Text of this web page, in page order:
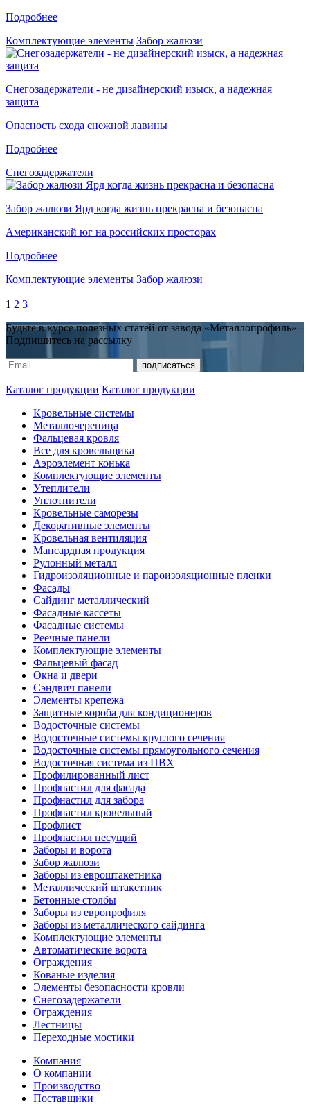
Подробнее
Комплектующие элементы Забор жалюзи
Снегозадержатели - не дизайнерский изыск, а надежная
защита
Опасность схода снежной лавины
Подробнее
Снегозадержатели
Забор жалюзи Ярд когда жизнь прекрасна и безопасна
Американский юг на российских просторах
Подробнее
Комплектующие элементы Забор жалюзи
1 2 3
Будьте в курсе полезных статей от завода «Металлопрофиль»
Подпишитесь на рассылку
Каталог продукции Каталог продукции
Кровельные системы
Металлочерепица
Фальцевая кровля
Все для кровельщика
Аэроэлемент конька
Комплектующие элементы
Утеплители
Уплотнители
Кровельные саморезы
Декоративные элементы
Кровельная вентиляция
Мансардная продукция
Рулонный металл
Гидроизоляционные и пароизоляционные пленки
Фасады
Сайдинг металлический
Фасадные кассеты
Фасадные системы
Реечные панели
Комплектующие элементы
Фальцевый фасад
Окна и двери
Сэндвич панели
Элементы крепежа
Защитные короба для кондиционеров
Водосточные системы
Водосточные системы круглого сечения
Водосточные системы прямоугольного сечения
Водосточная система из ПВХ
Профилированный лист
Профнастил для фасада
Профнастил для забора
Профнастил кровельный
Профлист
Профнастил несущий
Заборы и ворота
Забор жалюзи
Заборы из евроштакетника
Металлический штакетник
Бетонные столбы
Заборы из европрофиля
Заборы из металлического сайдинга
Комплектующие элементы
Автоматические ворота
Ограждения
Кованые изделия
Элементы безопасности кровли
Снегозадержатели
Ограждения
Лестницы
Переходные мостики
Компания
О компании
Производство
Поставщики